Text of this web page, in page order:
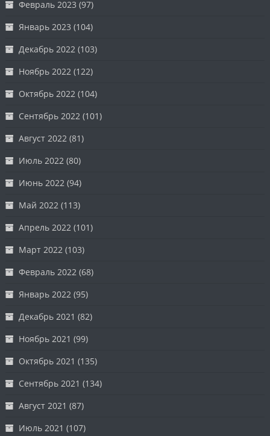
Февраль 2023 (97)
Январь 2023 (104)
Декабрь 2022 (103)
Ноябрь 2022 (122)
Октябрь 2022 (104)
Сентябрь 2022 (101)
Август 2022 (81)
Июль 2022 (80)
Июнь 2022 (94)
Май 2022 (113)
Апрель 2022 (101)
Март 2022 (103)
Февраль 2022 (68)
Январь 2022 (95)
Декабрь 2021 (82)
Ноябрь 2021 (99)
Октябрь 2021 (135)
Сентябрь 2021 (134)
Август 2021 (87)
Июль 2021 (107)